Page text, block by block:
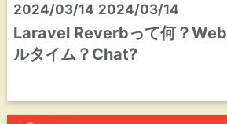
2024/03/14 2024/03/14
Laravel Reverbって何？
ルタイム？Chat?